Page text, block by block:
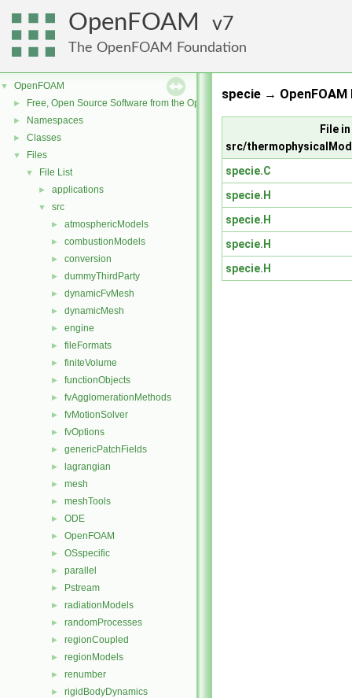
OpenFOAM 7
The OpenFOAM Foundation
▼ OpenFOAM
► Free, Open Source Software from the OpenFOAM Foundation
► Namespaces
► Classes
▼ Files
▼ File List
► applications
▼ src
► atmosphericModels
► combustionModels
► conversion
► dummyThirdParty
► dynamicFvMesh
► dynamicMesh
► engine
► fileFormats
► finiteVolume
► functionObjects
► fvAgglomerationMethods
► fvMotionSolver
► fvOptions
► genericPatchFields
► lagrangian
► mesh
► meshTools
► ODE
► OpenFOAM
► OSspecific
► parallel
► Pstream
► radiationModels
► randomProcesses
► regionCoupled
► regionModels
► renumber
► rigidBodyDynamics
specie → OpenFOAM
File in
src/
specie.C
specie.H
specie.H
specie.H
specie.H